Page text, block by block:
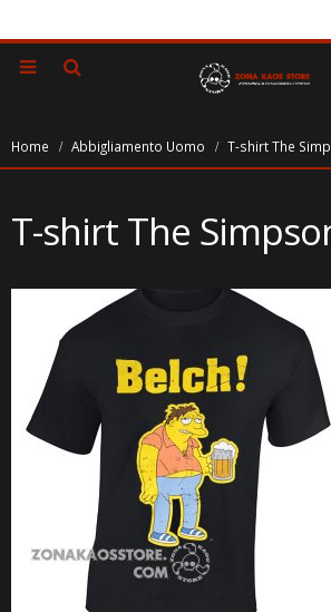
Home Abbigliamento Uomo T-shirt The
T-shirt The